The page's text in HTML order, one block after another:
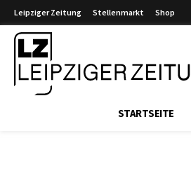
Leipziger Zeitung Stellenmarkt Shop
STARTSEITE